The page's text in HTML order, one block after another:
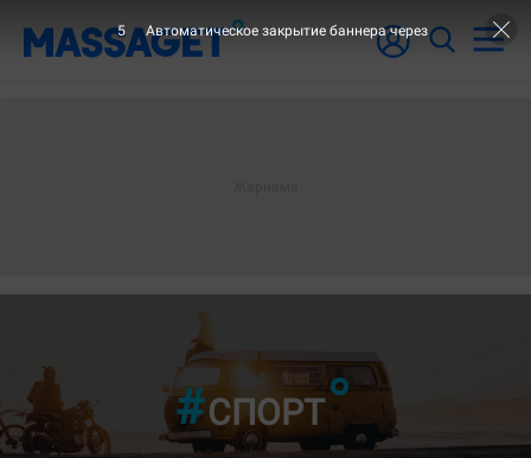
СПОРТ"14-ШІ БЕТ"
3 Автоматическое закрытие баннера через